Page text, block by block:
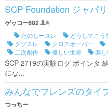
SCP Foundation ジャパ
ゲッコー682
たのしースレ どうしてこう
クソスレ
クロスオーバー
二次創作
優しい世界 楽
SCP-2719の実験ログ ポインタ
にな...
みんなでフレンズのタイ
つっちー